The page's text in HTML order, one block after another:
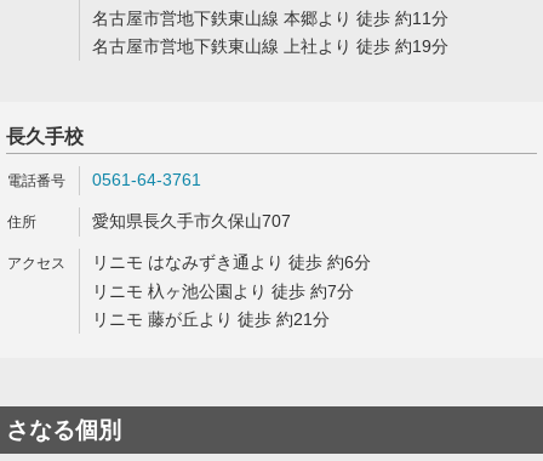
名古屋市営地下鉄東山線 本郷より 徒歩 約11分
名古屋市営地下鉄東山線 上社より 徒歩 約19分
長久手校
0561-64-3761
愛知県長久手市久保山707
リニモ はなみずき通より 徒歩 約6分
リニモ 杁ヶ池公園より 徒歩 約7分
リニモ 藤が丘より 徒歩 約21分
さなる個別